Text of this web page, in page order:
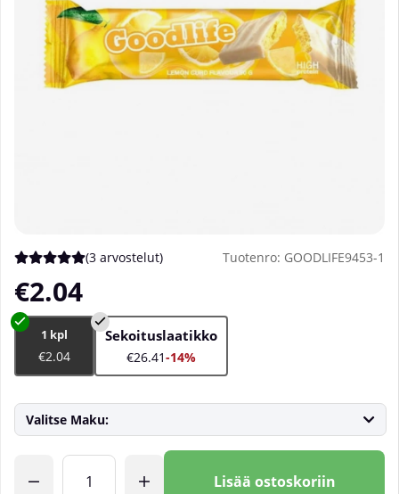
Keskiarvoluokitus 5 / 5 Arvioiden määrä 3
(3 arvostelut) Tuotenro: GOODLIFE9453-1
€2.04
1 kpl
€2.04
Sekoituslaatikko
€26.41-14%
Valitse Maku:
Lisää ostoskoriin